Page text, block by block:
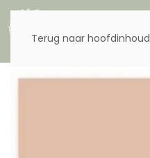
Terug naar hoofdinhoud